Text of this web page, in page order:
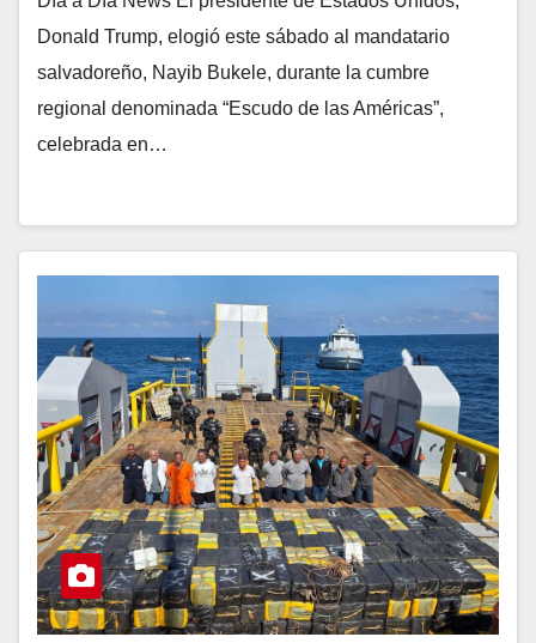
Donald Trump, elogió este sábado al mandatario
salvadoreño, Nayib Bukele, durante la cumbre
regional denominada “Escudo de las Américas”,
celebrada en…